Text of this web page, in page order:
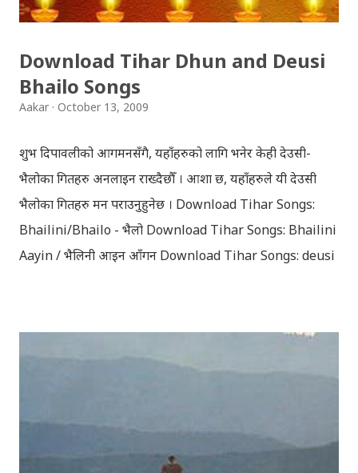
Vindraban. Radha waits for Krishna to arrive but he
Later she sets out as a Yogini in a long voyage to
search self, leaving her parents. She is accompanied
by her friend Bisakha everywhere she went. Radha
Download Tihar Dhun and Deusi
Bhailo Songs
Aakar October 13, 2009
शुभ दिपावलीको आगमनसँगै, यहाँहरुको लागि भनेर केही देउसी-
भैलोका गितहरु अनलाइन राख्दैछौँ । आशा छ, यहाँहरुले यी देउसी
भैलोका गितहरु मन पराउनुहुनेछ । Download Tihar Songs:
Bhailini/Bhailo - भैलो Download Tihar Songs: Bhailini
Aayin / भैलिनी आइन आँगन Download Tihar Songs: deusi
Songs: diyo baali sanjh ko / दियो बाली साँझ को
Download: Tihar Dhun (Deusi,Bhailo)/ तिहार धुन(देउसी
गितहरुलाई हामीले यहाँ एकै ठाउँमा सजिलोको लागि राखिदिएको मात्र
हौँ । तपाई यदि यी गित संगितको सर्जक हुनुहुन्छ र गित संगित यहाँबाट